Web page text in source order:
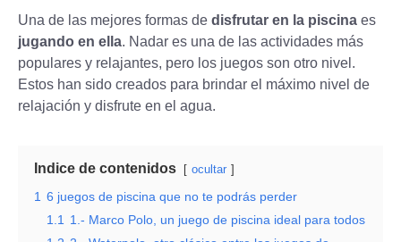
Una de las mejores formas de disfrutar en la piscina es
jugando en ella. Nadar es una de las actividades más
populares y relajantes, pero los juegos son otro nivel.
Estos han sido creados para brindar el máximo nivel de
relajación y disfrute en el agua.
Indice de contenidos ocultar
1 6 juegos de piscina que no te podrás perder
1.1
1.- Marco Polo, un juego de piscina ideal para todos